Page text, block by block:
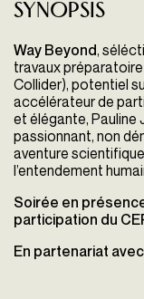
Synopsis
Way Beyond,
travaux préparatoire
Collider), potentiel
accélérateur de
et élégante, Pauline
passionnant, non
aventure
l’entendement
Soirée en
participation du
En partenariat